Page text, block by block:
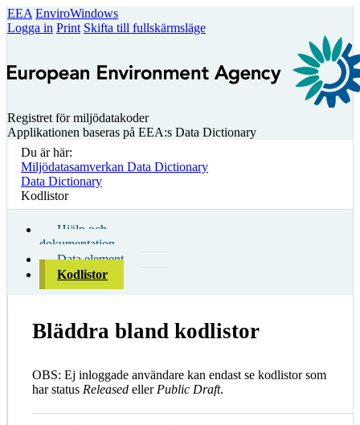
EEA EnviroWindows
Logga in Print Skifta till fullskärmsläge
Registret för miljödatakoder
Applikationen baseras på EEA:s Data Dictionary
Du är här:
Miljödatasamverkan Data Dictionary
Data Dictionary
Kodlistor
Hjälp och
dokumentation
Data element
Kodlistor
Bläddra bland kodlistor
OBS: Ej inloggade användare kan endast se kodlistor som
har status Released eller Public Draft.